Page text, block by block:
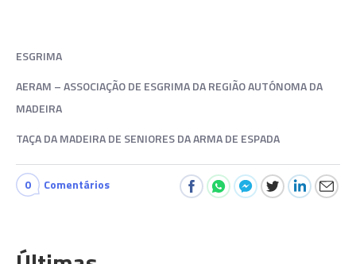
ESGRIMA
AERAM – ASSOCIAÇÃO DE ESGRIMA DA REGIÃO AUTÓNOMA DA
MADEIRA
TAÇA DA MADEIRA DE SENIORES DA ARMA DE ESPADA
0 Comentários